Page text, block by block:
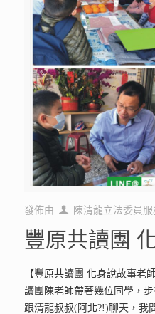
發佈由 陳清龍立法委員服
豐原共讀團
【豐原共讀團 化身說故事老
讀團陳老師帶著幾位同學，
跟清龍叔叔(阿北?!)聊天，我